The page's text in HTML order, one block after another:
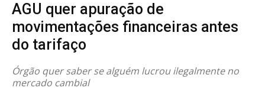
AGU quer apuração de
movimentações financeiras antes
do tarifaço
Órgão quer saber se alguém lucrou ilegalmente no
mercado cambial